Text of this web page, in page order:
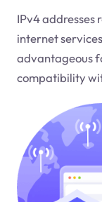
IPv4 addresses
internet
advantageous
compatibility